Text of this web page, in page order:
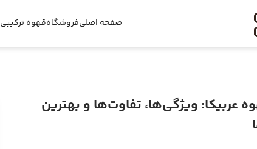
صفحه اصلیفروشگاهقهوه ترکیبی
عربیکا: ویژگی‌ها، تفاوت‌ها و بهترین